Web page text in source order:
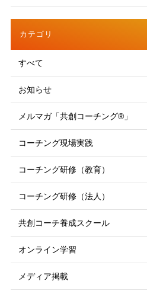
カテゴリ
すべて
お知らせ
メルマガ「共創コーチング®」
コーチング現場実践
コーチング研修（教育）
コーチング研修（法人）
共創コーチ養成スクール
オンライン学習
メディア掲載